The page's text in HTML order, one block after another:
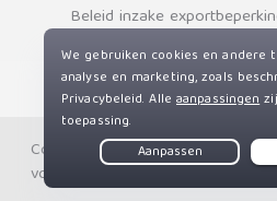
Beleid inzake
Copyright © Private Internet
voorbehouden.